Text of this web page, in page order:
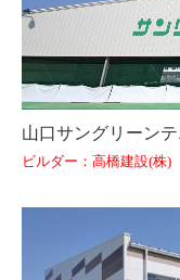
山口サングリーン
ビルダー：高橋建設(株)